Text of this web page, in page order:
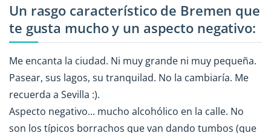
Un rasgo característico de Bremen que
te gusta mucho y un aspecto negativo:
Me encanta la ciudad. Ni muy grande ni muy pequeña.
Pasear, sus lagos, su tranquilad. No la cambiaría. Me
recuerda a Sevilla :).
Aspecto negativo... mucho alcohólico en la calle. No
son los típicos borrachos que van dando tumbos (que